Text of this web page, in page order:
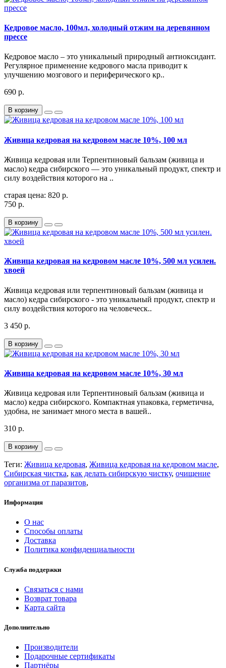
Кедровое масло, 100мл, холодный отжим на деревянном
прессе
Кедровое масло – это уникальный природный антиоксидант.
Регулярное применение кедрового масла приводит к
улучшению мозгового и периферического кр..
690 р.
В корзину
Живица кедровая на кедровом масле 10%, 100 мл
Живица кедровая или Терпентиновый бальзам (живица и
масло) кедра сибирского — это уникальный продукт, спектр и
силу воздействия которого на ..
старая цена: 820 р.
750 р.
В корзину
Живица кедровая на кедровом масле 10%, 500 мл усилен.
хвоей
Живица кедровая или терпентиновый бальзам (живица и
масло) кедра сибирского - это уникальный продукт, спектр и
силу воздействия которого на человеческ..
3 450 р.
В корзину
Живица кедровая на кедровом масле 10%, 30 мл
Живица кедровая или Терпентиновый бальзам (живица и
масло) кедра сибирского. Компактная упаковка, герметична,
удобна, не занимает много места в вашей..
310 р.
В корзину
Теги: Живица кедровая, Живица кедровая на кедровом масле,
Сибирская чистка, как делать сибирскую чистку, очищение
организма от паразитов,
Информация
О нас
Способы оплаты
Доставка
Политика конфиденциальности
Служба поддержки
Связаться с нами
Возврат товара
Карта сайта
Дополнительно
Производители
Подарочные сертификаты
Партнёры